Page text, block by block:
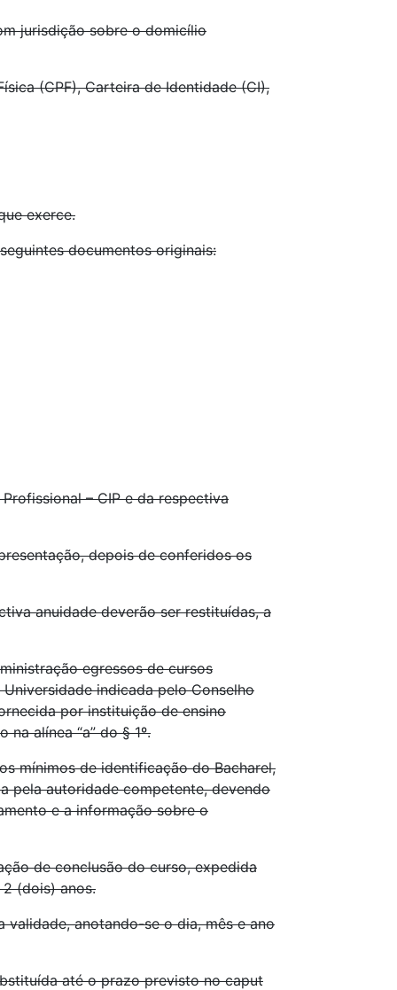
jurisdição sobre o domicílio
(CPF), Carteira de Identidade (CI),
exerce.
documentos originais:
– CIP e da respectiva
depois de conferidos os
anuidade deverão ser restituídas, a
egressos de cursos
indicada pelo Conselho
por instituição de ensino
alínea “a” do § 1º.
mínimos de identificação do Bacharel,
pela autoridade competente, devendo
e a informação sobre o
de conclusão do curso, expedida
(dois) anos.
validade, anotando-se o dia, mês e ano
até o prazo previsto no caput